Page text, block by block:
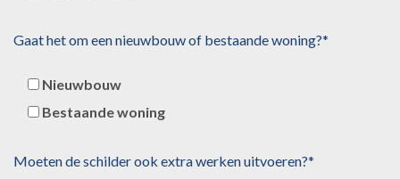
Gaat het om een nieuwbouw of bestaande woning?*
Nieuwbouw
Bestaande woning
Moeten de schilder ook extra werken uitvoeren?*